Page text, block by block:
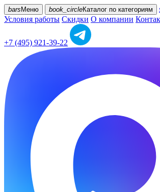
bars Меню book_circleКаталог по категориям
Условия работы Скидки О компании
+7 (495) 921-39-22